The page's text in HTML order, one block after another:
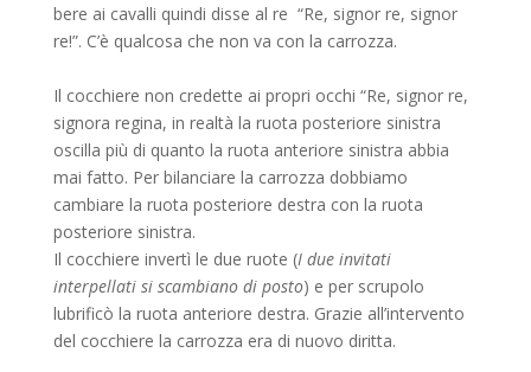
bere ai cavalli quindi disse al re “Re, signor re, signor
re!”. C’è qualcosa che non va con la carrozza.
Il cocchiere non credette ai propri occhi “Re, signor re,
signora regina, in realtà la ruota posteriore sinistra
oscilla più di quanto la ruota anteriore sinistra abbia
mai fatto. Per bilanciare la carrozza dobbiamo
cambiare la ruota posteriore destra con la ruota
posteriore sinistra.
Il cocchiere invertì le due ruote (I due invitati
interpellati si scambiano di posto) e per scrupolo
lubrificò la ruota anteriore destra. Grazie all’intervento
del cocchiere la carrozza era di nuovo diritta.